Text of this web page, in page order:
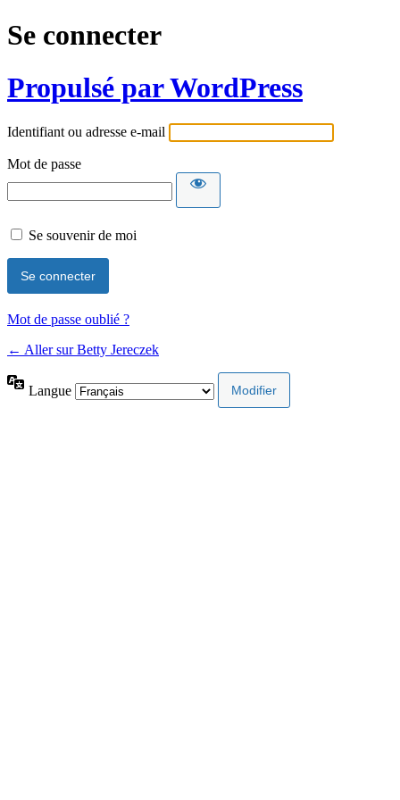
Se connecter
Propulsé par WordPress
Identifiant ou adresse e-mail
Mot de passe
Se souvenir de moi
Mot de passe oublié ?
← Aller sur Betty Jereczek
Langue